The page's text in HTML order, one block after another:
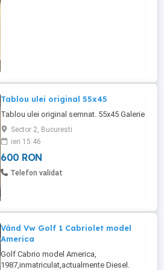
Tablou ulei original 55x45
Tablou ulei original semnat. 55x45 Galerie
Sector 2, Bucuresti
ieri 15:46
600 RON
Telefon validat
Vând Vw Golf 1 Cabriolet model
America
Golf Cabrio model America,
1987,inmatriculat,actualmente Diesel.